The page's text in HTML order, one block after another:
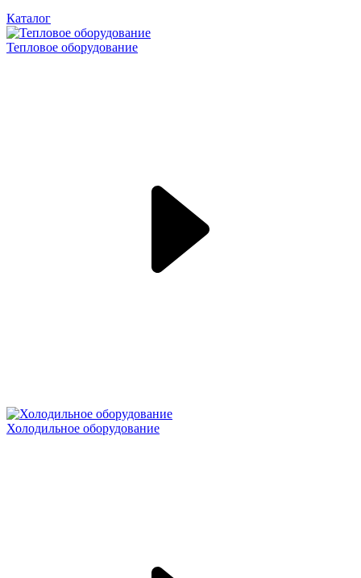
Каталог
Тепловое оборудование
Холодильное оборудование